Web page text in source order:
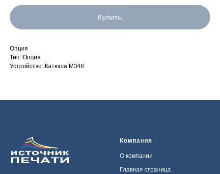
Купить
Опция
Тип: Опция
Устройство: Катюша M348
Компания
О компании
Главная страница